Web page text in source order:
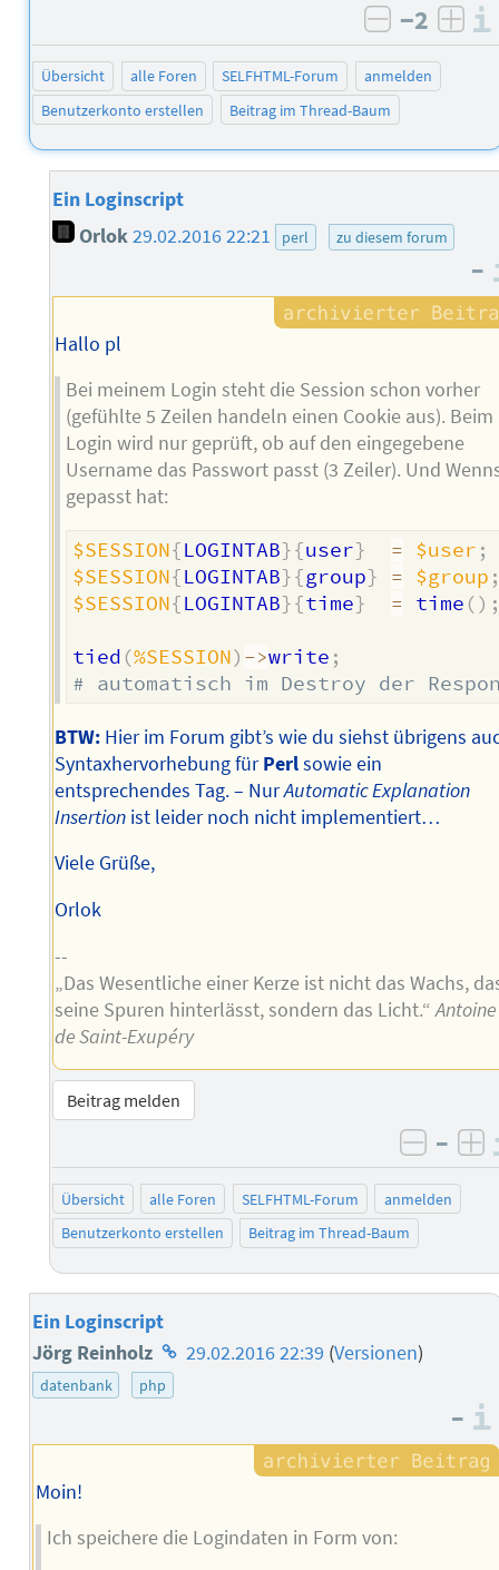
negativ
−2
Übersicht alle Foren SELFHTML-Forum
anmelden
Benutzerkonto erstellen
Beitrag im Thread-Baum
Ein Loginscript
Orlok29.02.2016 22:21 perl zu diesem forum
–
Hallo pl
Bei meinem Login steht die Session schon vorher
(gefühlte 5 Zeilen handeln einen Cookie aus). Beim
Login wird nur geprüft, ob auf den eingegebene
Username das Passwort passt (3 Zeiler). Und
gepasst hat:
$SESSION{LOGINTAB}{user} = $user ;
$SESSION{LOGINTAB}{group} = $group
$SESSION{LOGINTAB}{time} = time ()
tied (%SESSION) ->write ;
# automatisch im Destroy der
BTW: Hier im Forum gibt’s wie du siehst übrigens
Syntaxhervorhebung fürPerlsowie ein
entsprechendes Tag. – NurAutomatic Explanation
Insertion ist leider noch nicht implementiert…
Viele Grüße,
Orlok
--
„Das Wesentliche einer Kerze ist nicht das Wachs,
seine Spuren hinterlässt, sondern das Licht.“Antoine
de Saint-Exupéry
Beitrag melden
–
Übersicht alle Foren SELFHTML-Forum
anmelden
Benutzerkonto erstellen
Beitrag im Thread-Baum
Ein Loginscript
Jörg Reinholz Homepage
des
29.02.2016 22:39 (Versionen)
datenbank php
–
Moin!
Ich speichere die Logindaten in Form von: